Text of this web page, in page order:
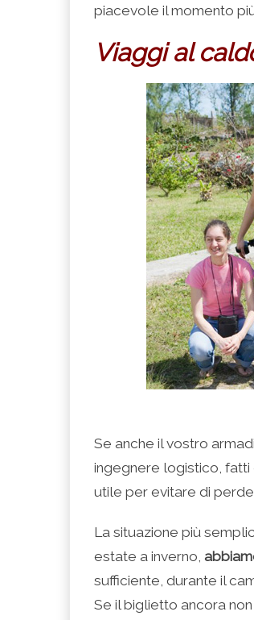
piacevole il momento
Viaggi al
Se anche il vostro
ingegnere logistico,
utile per evitare di
La situazione più
estate a inverno,
sufficiente, durante il
Se il biglietto ancora